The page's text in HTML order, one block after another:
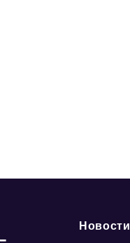
Новости